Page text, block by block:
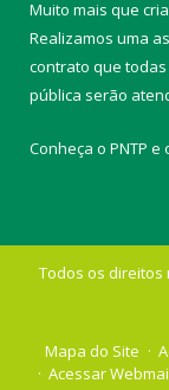
Muito mais que
Realizamos uma
contrato que
pública serão
Conheça o PNTP e
Todos os
Mapa do Site
Acessar